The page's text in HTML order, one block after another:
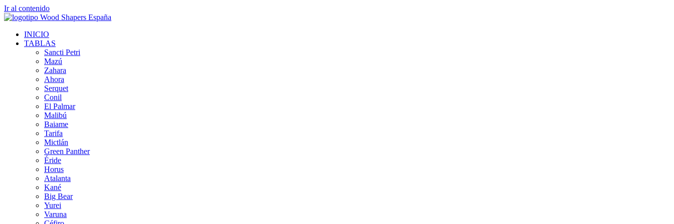
Ir al contenido
INICIO
TABLAS
Sancti Petri
Mazú
Zahara
Ahora
Serquet
Conil
El Palmar
Malibú
Baiame
Tarifa
Mictlán
Green Panther
Éride
Horus
Atalanta
Kané
Big Bear
Yurei
Varuna